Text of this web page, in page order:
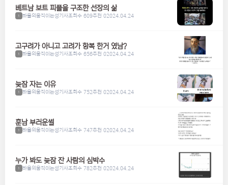
베트남 보트 피플을 구조한 선장의 삶
1 하울의움직이는성기사조회수 609추천 02024.04.24
고구려가 아니고 고려가 항복 한거 였남?
1 하울의움직이는성기사조회수 656추천 02024.04.24
늦잠 자는 이유
1 하울의움직이는성기사조회수 752추천 02024.04.24
훈남 부러운썰
1 하울의움직이는성기사조회수 747추천 02024.04.24
누가 봐도 늦잠 잔 사람의 심박수
1 하울의움직이는성기사조회수 782추천 02024.04.24